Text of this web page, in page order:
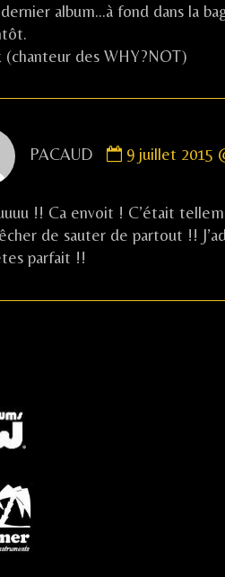
album…à fond dans la
(chanteur des WHY?NOT)
PACAUD
by
published
9 juillet 2015
!! Ca envoit ! C’était
de sauter de partout !!
parfait !!